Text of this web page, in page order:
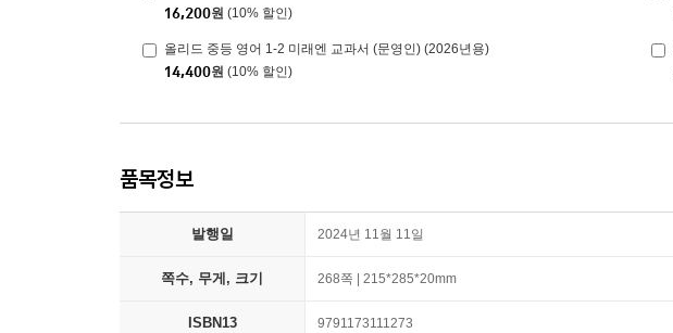
16,200원 (10% 할인)
올리드 중등 영어 1-2 미래엔 교과서 (문영인) (2026년용)
14,400원 (10% 할인)
품목정보
발행일 2024년 11월 11일
쪽수, 무게, 크기 268쪽 | 215*285*20mm
ISBN13 9791173111273